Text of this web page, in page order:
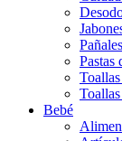
Pastas
Bebé